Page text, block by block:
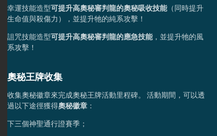
幸運技能造型可提升高奧秘審判龍的奧秘吸收技能（同時提升
生命值與殺傷力），並提升牠的純系攻擊！
詛咒技能造型可提升高奧秘審判龍的應急技能，並提升牠的風
系攻擊！
奧秘王牌收集
收集奧秘徽章來完成奧秘王牌活動里程碑。 活動期間，可以透
過以下途徑獲得奧秘徽章 ：
下三個神聖通行證賽季；